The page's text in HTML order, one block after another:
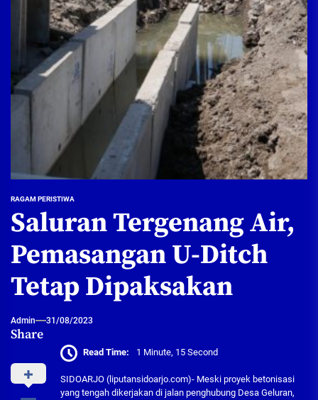
RAGAM PERISTIWA
Saluran Tergenang Air,
Pemasangan U-Ditch
Tetap Dipaksakan
Admin 31/08/2023
Share
Read Time: 1 Minute, 15 Second
SIDOARJO (liputansidoarjo.com)- Meski proyek betonisasi
yang tengah dikerjakan di jalan penghubung Desa Geluran,